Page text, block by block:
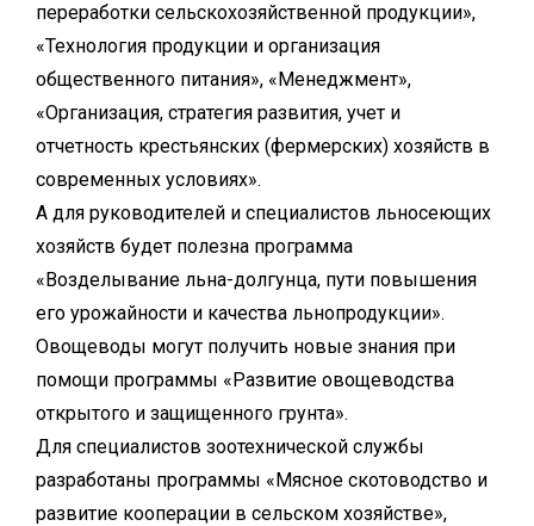
переработки сельскохозяйственной продукции»,
«Технология продукции и организация
общественного питания», «Менеджмент»,
«Организация, стратегия развития, учет и
отчетность крестьянских (фермерских) хозяйств в
современных условиях».
А для руководителей и специалистов льносеющих
хозяйств будет полезна программа
«Возделывание льна-долгунца, пути повышения
его урожайности и качества льнопродукции».
Овощеводы могут получить новые знания при
помощи программы «Развитие овощеводства
открытого и защищенного грунта».
Для специалистов зоотехнической службы
разработаны программы «Мясное скотоводство и
развитие кооперации в сельском хозяйстве»,